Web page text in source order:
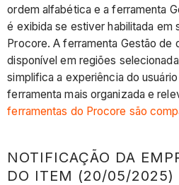
ordem alfabética e a ferramenta
é exibida se estiver habilitada em
Procore. A ferramenta Gestão de
disponível em regiões
simplifica a experiência do
ferramenta mais organizada e
ferramentas do Procore são
NOTIFICAÇÃO DA
DO ITEM (20/05/2025)